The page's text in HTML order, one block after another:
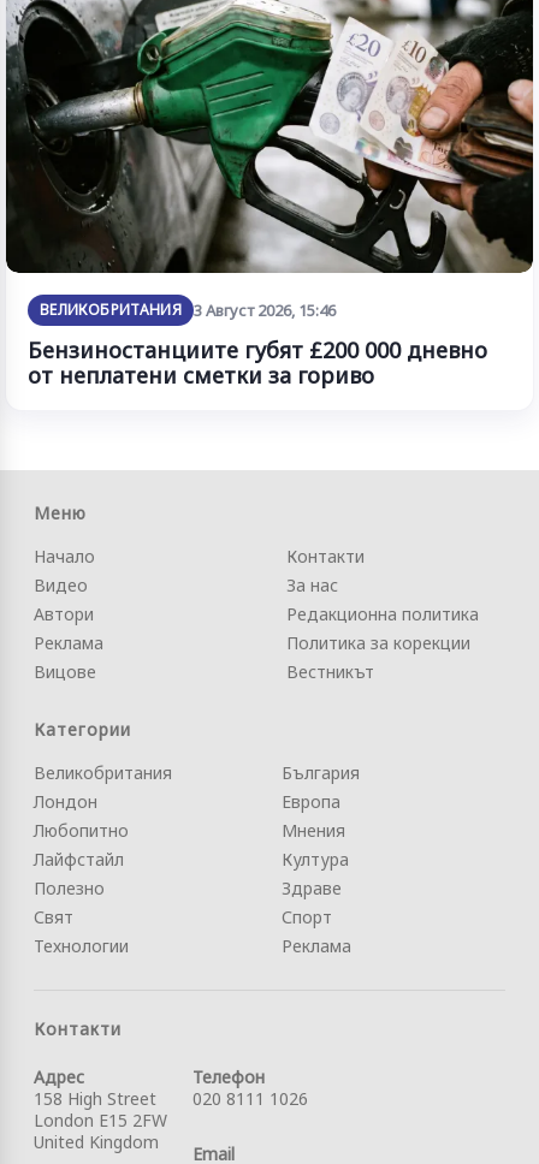
ВЕЛИКОБРИТАНИЯ 3 Август 2026, 15:46
Бензиностанциите губят £200 000 дневно
от неплатени сметки за гориво
Меню
Начало
Видео
Автори
Реклама
Вицове
Контакти
За нас
Редакционна политика
Политика за корекции
Вестникът
Категории
Великобритания
Лондон
Любопитно
Лайфстайл
Полезно
Свят
Технологии
България
Европа
Мнения
Култура
Здраве
Спорт
Реклама
Контакти
Адрес
158 High Street
London E15 2FW
United Kingdom
Телефон
020 8111 1026
Email